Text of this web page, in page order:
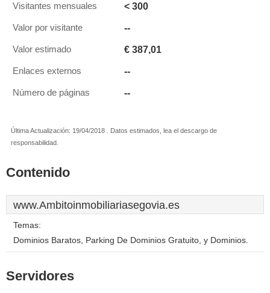
Visitantes mensuales < 300
Valor por visitante --
Valor estimado € 387,01
Enlaces externos --
Número de páginas --
Última Actualización: 19/04/2018 . Datos estimados, lea el descargo de
responsabilidad.
Contenido
www.Ambitoinmobiliariasegovia.es
Temas:
Dominios Baratos, Parking De Dominios Gratuito, y Dominios.
Servidores